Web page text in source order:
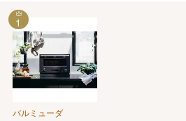
バルミューダ
1